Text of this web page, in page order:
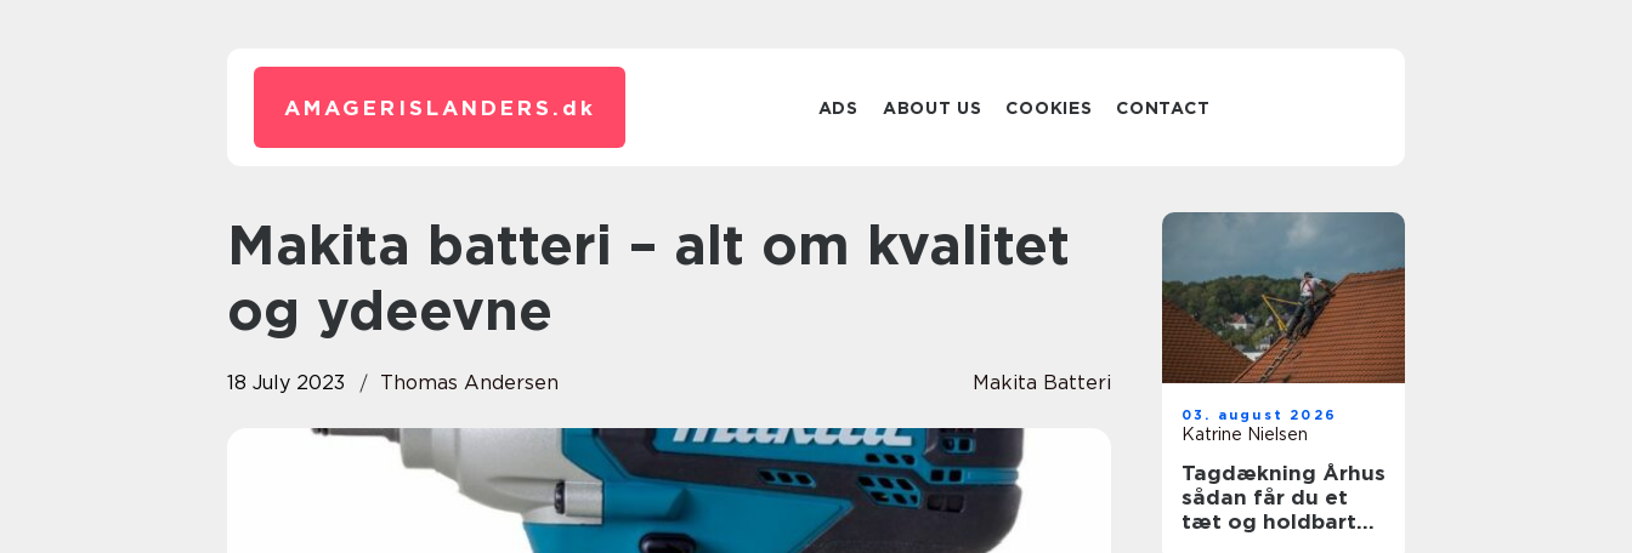
AMAGERISLANDERS. dk ADS ABOUT US COOKIES CONTACT
Makita batteri – alt om kvalitet
og ydeevne
18 July 2023 Thomas Andersen Makita Batteri
03. august 2026
Katrine Nielsen
Tagdækning Århus
sådan får du et
tæt og holdbart